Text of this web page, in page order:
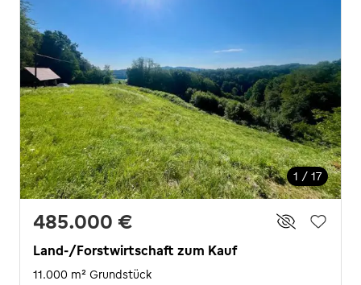
1 / 17
485.000 €
Land-/Forstwirtschaft zum Kauf
11.000 m² Grundstück